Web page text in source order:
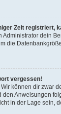
Zeit registriert,
Administrator dein
die
vergessen!
können dir zwar
den Anweisungen
in der Lage sein,